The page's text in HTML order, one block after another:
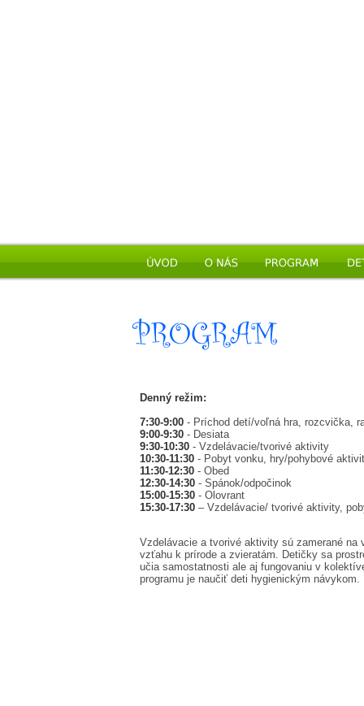
Denný režim:
7:30-9:00 - Príchod detí/voľná hra, rozcvička,
9:00-9:30 - Desiata
9:30-10:30 - Vzdelávacie/tvorivé aktivity
10:30-11:30 - Pobyt vonku, hry/pohybové
11:30-12:30 - Obed
12:30-14:30 - Spánok/odpočinok
15:00-15:30 - Olovrant
15:30-17:30 – Vzdelávacie/ tvorivé aktivity,
Vzdelávacie a tvorivé aktivity sú zamerané na
vzťahu k prírode a zvieratám. Detičky sa
učia samostatnosti ale aj fungovaniu v
programu je naučiť deti hygienickým návykom.